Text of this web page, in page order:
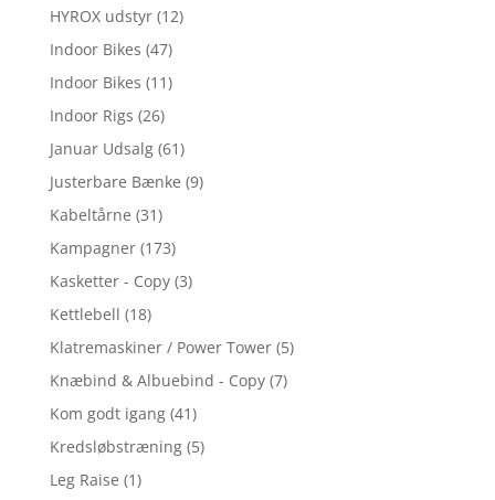
HYROX udstyr (12)
Indoor Bikes (47)
Indoor Bikes (11)
Indoor Rigs (26)
Januar Udsalg (61)
Justerbare Bænke (9)
Kabeltårne (31)
Kampagner (173)
Kasketter - Copy (3)
Kettlebell (18)
Klatremaskiner / Power Tower (5)
Knæbind & Albuebind - Copy (7)
Kom godt igang (41)
Kredsløbstræning (5)
Leg Raise (1)